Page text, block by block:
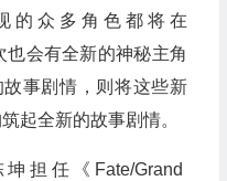
的众多角色都将在
也会有全新的神秘主角
事剧情，则将这些新
起全新的故事剧情。